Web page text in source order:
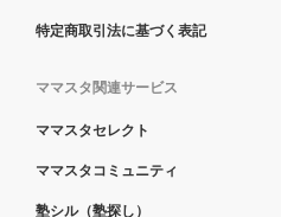
特定商取引法に基づく表記
ママスタ関連サービス
ママスタセレクト
ママスタコミュニティ
塾シル（塾探し）